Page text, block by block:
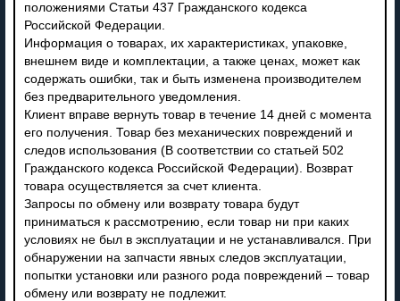
положениями Статьи 437 Гражданского кодекса
Российской Федерации.
Информация о товарах, их характеристиках, упаковке,
внешнем виде и комплектации, а также ценах, может как
содержать ошибки, так и быть изменена производителем
без предварительного уведомления.
Клиент вправе вернуть товар в течение 14 дней с момента
его получения. Товар без механических повреждений и
следов использования (В соответствии со статьей 502
Гражданского кодекса Российской Федерации). Возврат
товара осуществляется за счет клиента.
Запросы по обмену или возврату товара будут
приниматься к рассмотрению, если товар ни при каких
условиях не был в эксплуатации и не устанавливался. При
обнаружении на запчасти явных следов эксплуатации,
попытки установки или разного рода повреждений – товар
обмену или возврату не подлежит.